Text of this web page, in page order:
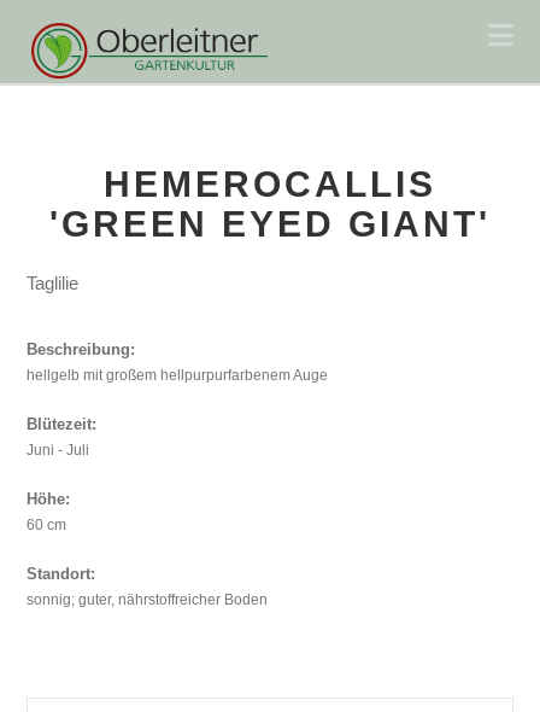
HEMEROCALLIS
'GREEN EYED GIANT'
Taglilie
Beschreibung:
hellgelb mit großem hellpurpurfarbenem Auge
Blütezeit:
Juni - Juli
Höhe:
60 cm
Standort:
sonnig; guter, nährstoffreicher Boden